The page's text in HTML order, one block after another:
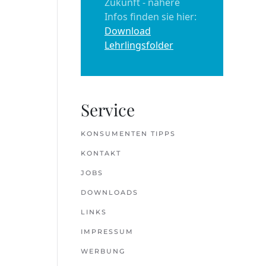
Infos finden sie hier:
Download
Lehrlingsfolder
Service
KONSUMENTEN TIPPS
KONTAKT
JOBS
DOWNLOADS
LINKS
IMPRESSUM
WERBUNG